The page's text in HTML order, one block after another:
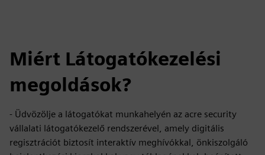
Miért Látogatókezelési
megoldások?
- Üdvözölje a látogatókat munkahelyén az acre security
vállalati látogatókezelő rendszerével, amely digitális
regisztrációt biztosít interaktív meghívókkal, önkiszolgáló